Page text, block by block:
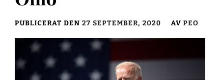
PUBLICERAT DEN 27 SEPTEMBER, 2020 AV PEO